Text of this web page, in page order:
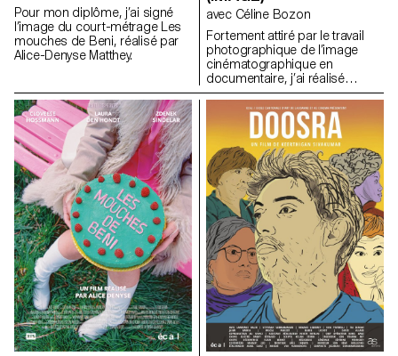
Pour mon diplôme, j’ai signé
l’image du court-métrage Les
mouches de Beni, réalisé par
Alice-Denyse Matthey.
avec Céline Bozon
Fortement attiré par le travail
photographique de l’image
cinématographique en
documentaire, j’ai réalisé
l’image du court métrage
documentaire de diplôme
d’Olivia Calcaterra.